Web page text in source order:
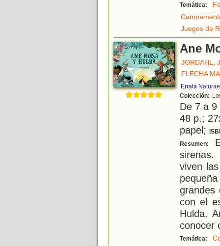
Temática:
Juegos de
Ane
JORDAHL,
FLECHA
Errata Naturae
Colección:
De 7 a
48 p.;
papel;
Resumen:
viven
grandes
con el
Hulda.
conocer
Temática: